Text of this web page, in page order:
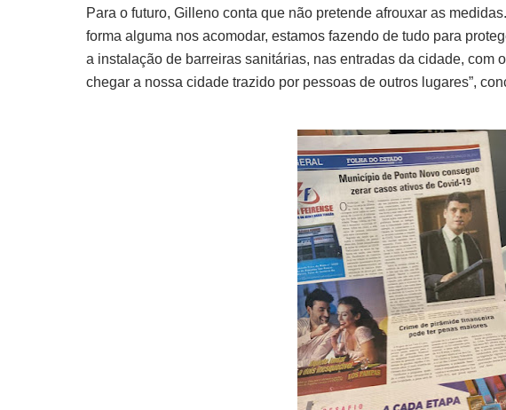
Para o futuro, Gilleno conta que não pretende afrouxar as
forma alguma nos acomodar, estamos fazendo de tudo para
a instalação de barreiras sanitárias, nas entradas da cidade, com
chegar a nossa cidade trazido por pessoas de outros lugares”,